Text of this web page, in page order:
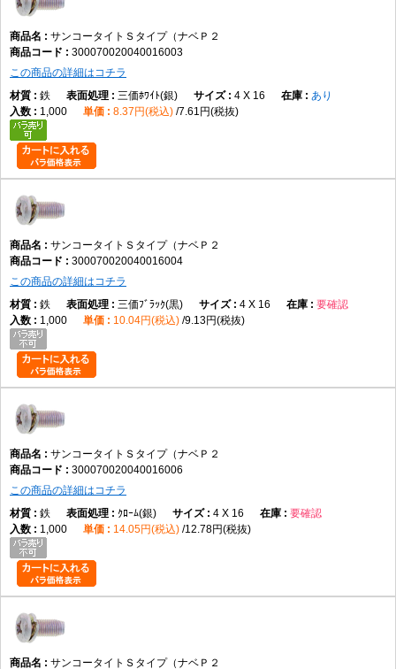
サンコータイトＳタイプ（ナベＰ２
300070020040016003
この商品の詳細はコチラ
鉄
三価ﾎﾜｲﾄ(銀) 4 X 16
あり
1,000
8.37円(税込) 7.61円(税抜)
サンコータイトＳタイプ（ナベＰ２
300070020040016004
この商品の詳細はコチラ
鉄
三価ﾌﾞﾗｯｸ(黒) 4 X 16
要確認
1,000
10.04円(税込) 9.13円(税抜)
サンコータイトＳタイプ（ナベＰ２
300070020040016006
この商品の詳細はコチラ
鉄
ｸﾛｰﾑ(銀) 4 X 16
要確認
1,000
14.05円(税込) 12.78円(税抜)
サンコータイトＳタイプ（ナベＰ２